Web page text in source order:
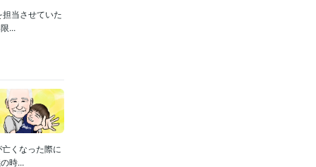
当させていた
...
くなった際に
時...